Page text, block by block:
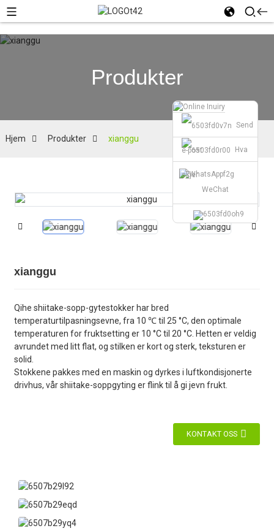
Send
e-post Hva
skjer
WeChat
Produkter
Hjem Produkter xianggu
xianggu
Qihe shiitake-sopp-gytestokker har bred
temperaturtilpasningsevne, fra 10 ℃ til 25 °C, den optimale
temperaturen for fruktsetting er 10 °C til 20 °C. Hetten er veldig
avrundet med litt flat, og stilken er kort og sterk, teksturen er
solid.
Stokkene pakkes med en maskin og dyrkes i luftkondisjonerte
drivhus, vår shiitake-soppgyting er flink til å gi jevn frukt.
KONTAKT OSS